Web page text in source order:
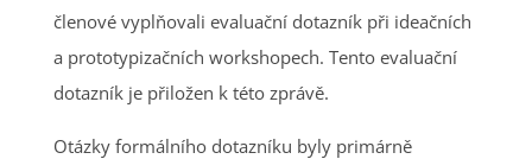
členové vyplňovali evaluační dotazník při ideačních
a prototypizačních workshopech. Tento evaluační
dotazník je přiložen k této zprávě.
Otázky formálního dotazníku byly primárně